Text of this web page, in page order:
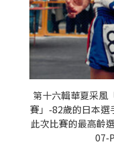
第十六輯華夏采風
賽」-82歲的日本選
此次比賽的最高齡
07-